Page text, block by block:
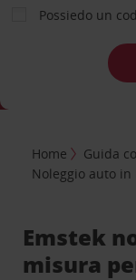
Possiedo un
Home Guida
Noleggio auto in
Emstek
misura